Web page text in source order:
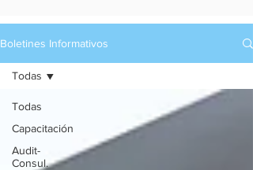
Boletines Informativos
Todas
Capacitación
Audit-
Consul.
Todas